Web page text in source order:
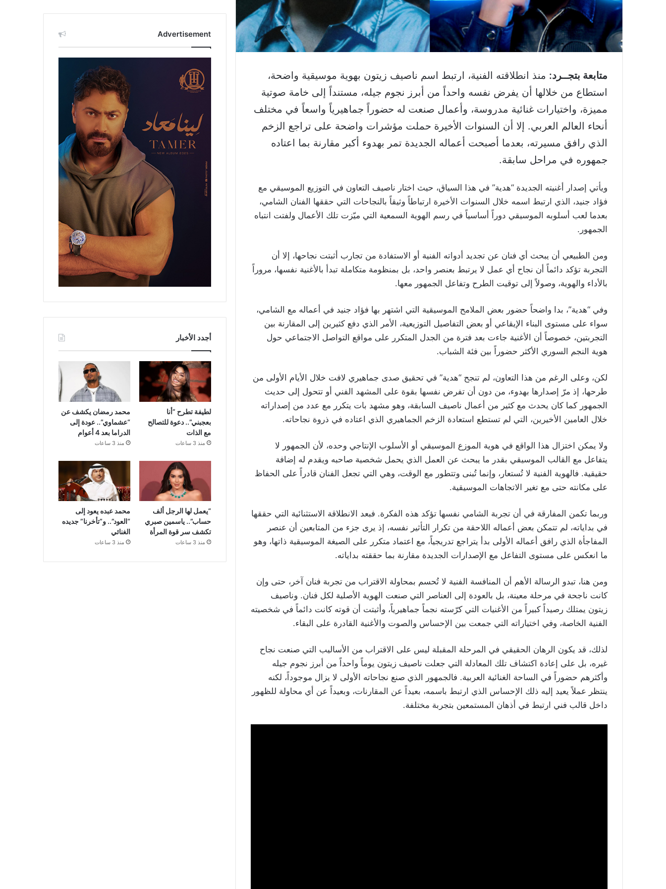
متابعة بتجــرد: منذ انطلاقته الفنية، ارتبط اسم ناصيف زيتون بهوية موسيقية واضحة،
استطاع من خلالها أن يفرض نفسه واحداً من أبرز نجوم جيله، مستنداً إلى خامة صوتية
مميزة، واختيارات غنائية مدروسة، وأعمال صنعت له حضوراً جماهيرياً واسعاً في مختلف
أنحاء العالم العربي. إلا أن السنوات الأخيرة حملت مؤشرات واضحة على تراجع الزخم
الذي رافق مسيرته، بعدما أصبحت أعماله الجديدة تمر بهدوء أكبر مقارنة بما اعتاده
جمهوره في مراحل سابقة.
ويأتي إصدار أغنيته الجديدة “هدية” في هذا السياق، حيث اختار ناصيف التعاون في التوزيع الموسيقي مع
فؤاد جنيد، الذي ارتبط اسمه خلال السنوات الأخيرة ارتباطاً وثيقاً بالنجاحات التي حققها الفنان الشامي،
بعدما لعب أسلوبه الموسيقي دوراً أساسياً في رسم الهوية السمعية التي ميّزت تلك الأعمال ولفتت انتباه
الجمهور.
ومن الطبيعي أن يبحث أي فنان عن تجديد أدواته الفنية أو الاستفادة من تجارب أثبتت نجاحها، إلا أن
التجربة تؤكد دائماً أن نجاح أي عمل لا يرتبط بعنصر واحد، بل بمنظومة متكاملة تبدأ بالأغنية نفسها، مروراً
بالأداء والهوية، وصولاً إلى توقيت الطرح وتفاعل الجمهور معها.
وفي “هدية”، بدا واضحاً حضور بعض الملامح الموسيقية التي اشتهر بها فؤاد جنيد في أعماله مع الشامي،
سواء على مستوى البناء الإيقاعي أو بعض التفاصيل التوزيعية، الأمر الذي دفع كثيرين إلى المقارنة بين
التجربتين، خصوصاً أن الأغنية جاءت بعد فترة من الجدل المتكرر على مواقع التواصل الاجتماعي حول
هوية النجم السوري الأكثر حضوراً بين فئة الشباب.
لكن، وعلى الرغم من هذا التعاون، لم تنجح “هدية” في تحقيق صدى جماهيري لافت خلال الأيام الأولى من
طرحها، إذ مرّ إصدارها بهدوء، من دون أن تفرض نفسها بقوة على المشهد الفني أو تتحول إلى حديث
الجمهور كما كان يحدث مع كثير من أعمال ناصيف السابقة، وهو مشهد بات يتكرر مع عدد من إصداراته
خلال العامين الأخيرين، التي لم تستطع استعادة الزخم الجماهيري الذي اعتاده في ذروة نجاحاته.
ولا يمكن اختزال هذا الواقع في هوية الموزع الموسيقي أو الأسلوب الإنتاجي وحده، لأن الجمهور لا
يتفاعل مع القالب الموسيقي بقدر ما يبحث عن العمل الذي يحمل شخصية صاحبه ويقدم له إضافة
حقيقية. فالهوية الفنية لا تُستعار، وإنما تُبنى وتتطور مع الوقت، وهي التي تجعل الفنان قادراً على الحفاظ
على مكانته حتى مع تغير الاتجاهات الموسيقية.
وربما تكمن المفارقة في أن تجربة الشامي نفسها تؤكد هذه الفكرة. فبعد الانطلاقة الاستثنائية التي حققها
في بداياته، لم تتمكن بعض أعماله اللاحقة من تكرار التأثير نفسه، إذ يرى جزء من المتابعين أن عنصر
المفاجأة الذي رافق أعماله الأولى بدأ يتراجع تدريجياً، مع اعتماد متكرر على الصيغة الموسيقية ذاتها، وهو
ما انعكس على مستوى التفاعل مع الإصدارات الجديدة مقارنة بما حققته بداياته.
ومن هنا، تبدو الرسالة الأهم أن المنافسة الفنية لا تُحسم بمحاولة الاقتراب من تجربة فنان آخر، حتى وإن
كانت ناجحة في مرحلة معينة، بل بالعودة إلى العناصر التي صنعت الهوية الأصلية لكل فنان. وناصيف
زيتون يمتلك رصيداً كبيراً من الأغنيات التي كرّسته نجماً جماهيرياً، وأثبتت أن قوته كانت دائماً في شخصيته
الفنية الخاصة، وفي اختياراته التي جمعت بين الإحساس والصوت والأغنية القادرة على البقاء.
لذلك، قد يكون الرهان الحقيقي في المرحلة المقبلة ليس على الاقتراب من الأساليب التي صنعت نجاح
غيره، بل على إعادة اكتشاف تلك المعادلة التي جعلت ناصيف زيتون يوماً واحداً من أبرز نجوم جيله
وأكثرهم حضوراً في الساحة الغنائية العربية. فالجمهور الذي صنع نجاحاته الأولى لا يزال موجوداً، لكنه
ينتظر عملاً يعيد إليه ذلك الإحساس الذي ارتبط باسمه، بعيداً عن المقارنات، وبعيداً عن أي محاولة للظهور
داخل قالب فني ارتبط في أذهان المستمعين بتجربة مختلفة.
Advertisement
أجدد الأخبار
لطيفة تطرح “أنا
بعجبني”.. دعوة للتصالح
مع الذات
منذ 3 ساعات
محمد رمضان يكشف عن
“عشماوي”.. عودة إلى
الدراما بعد 4 أعوام
منذ 3 ساعات
“يعمل لها الرجل ألف
حساب”.. ياسمين صبري
تكشف سر قوة المرأة
منذ 3 ساعات
محمد عبده يعود إلى
“العود”.. و”تأخرنا” جديده
الغنائي
منذ 3 ساعات